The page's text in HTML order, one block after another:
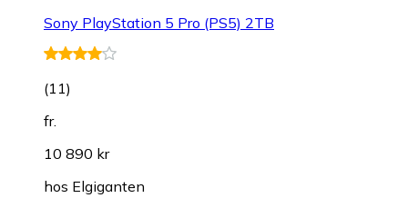
Sony PlayStation 5 Pro (PS5) 2TB
(11)
fr.
10 890 kr
hos Elgiganten